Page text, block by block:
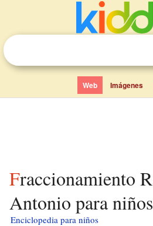
Web Imágenes
Fraccionamiento Rancho Don
Antonio para niños
Enciclopedia para niños